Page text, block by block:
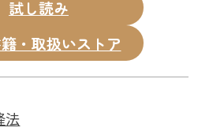
試し読み
・取扱いストア
法